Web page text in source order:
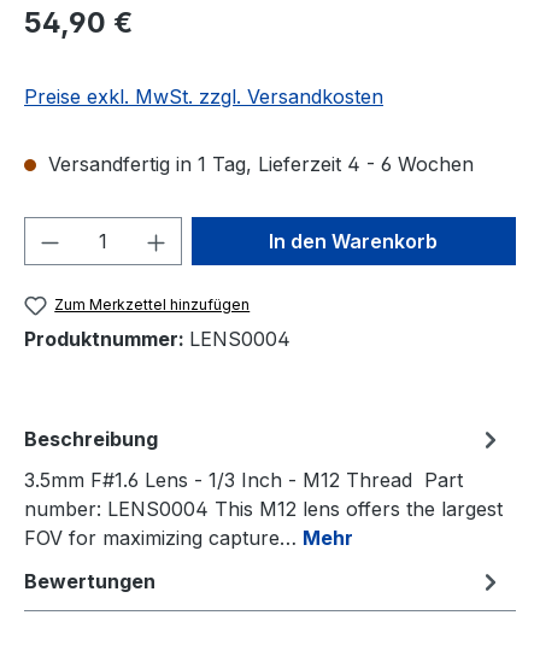
Regulärer Preis:
54,90 €
Preise exkl. MwSt. zzgl. Versandkosten
Versandfertig in 1 Tag, Lieferzeit 4 - 6 Wochen
Produkt Anzahl: Gib denIn den Warenkorb
Zum Merkzettel hinzufügen
Produktnummer: LENS0004
Beschreibung
3.5mm F#1.6 Lens - 1/3 Inch - M12 Thread Part
number: LENS0004 This M12 lens offers the largest
FOV for maximizing capture… Mehr
Bewertungen